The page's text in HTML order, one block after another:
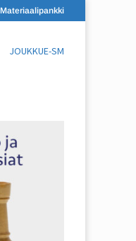
Materiaalipankki
JOUKKUE-SM